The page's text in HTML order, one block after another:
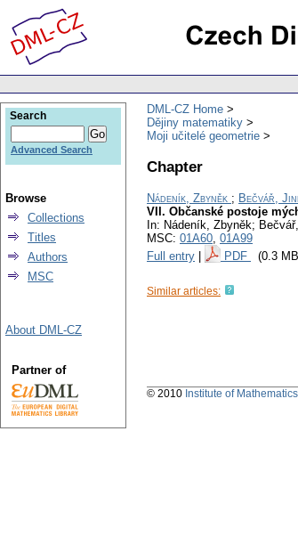
DML-CZ Home
Dějiny matematiky
Moji učitelé geometrie
Chapter
Nádeník, Zbyněk ; Bečvář,
VII. Občanské postoje
In: Nádeník, Zbyněk;
MSC: 01A60, 01A99
Full entry
PDF (0.3
Similar articles:
Search
Advanced Search
Browse
Collections
Titles
Authors
MSC
About DML-CZ
Partner of
© 2010 Institute of